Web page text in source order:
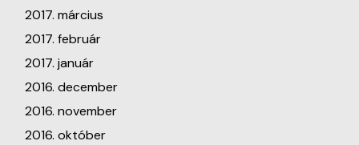
2017. március
2017. február
2017. január
2016. december
2016. november
2016. október